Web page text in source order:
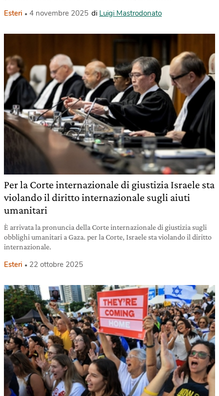
Esteri 4 novembre 2025 di Luigi Mastrodonato
Per la Corte internazionale di giustizia Israele sta
violando il diritto internazionale sugli aiuti
umanitari
È arrivata la pronuncia della Corte internazionale di giustizia sugli
obblighi umanitari a Gaza. per la Corte, Israele sta violando il diritto
internazionale.
Esteri 22 ottobre 2025